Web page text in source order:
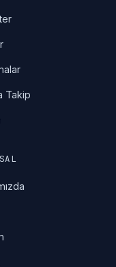
Takip